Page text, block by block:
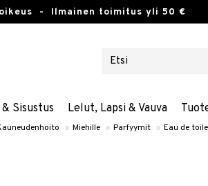
- Ilmainen toimitus yli 50 €
Sisustus Lelut, Lapsi & Vauva
» Miehille » Parfyymit » Eau de